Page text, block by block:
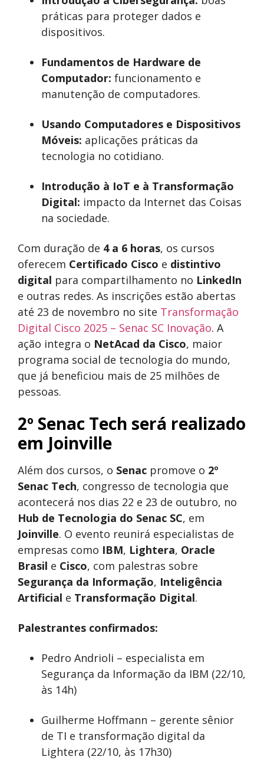
práticas para proteger dados e
dispositivos.
Fundamentos de Hardware de
Computador: funcionamento e
manutenção de computadores.
Usando Computadores e Dispositivos
Móveis: aplicações práticas da
tecnologia no cotidiano.
Introdução à IoT e à Transformação
Digital: impacto da Internet das Coisas
na sociedade.
Com duração de 4 a 6 horas, os cursos
oferecem Certificado Cisco e distintivo
digital para compartilhamento no LinkedIn
e outras redes. As inscrições estão abertas
até 23 de novembro no site Transformação
Digital Cisco 2025 – Senac SC Inovação. A
ação integra o NetAcad da Cisco, maior
programa social de tecnologia do mundo,
que já beneficiou mais de 25 milhões de
pessoas.
2º Senac Tech será realizado
em Joinville
Além dos cursos, o Senac promove o 2º
Senac Tech, congresso de tecnologia que
acontecerá nos dias 22 e 23 de outubro, no
Hub de Tecnologia do Senac SC, em
Joinville. O evento reunirá especialistas de
empresas como IBM, Lightera, Oracle
Brasil e Cisco, com palestras sobre
Segurança da Informação, Inteligência
Artificial e Transformação Digital.
Palestrantes confirmados:
Pedro Andrioli – especialista em
Segurança da Informação da IBM (22/10,
às 14h)
Guilherme Hoffmann – gerente sênior
de TI e transformação digital da
Lightera (22/10, às 17h30)